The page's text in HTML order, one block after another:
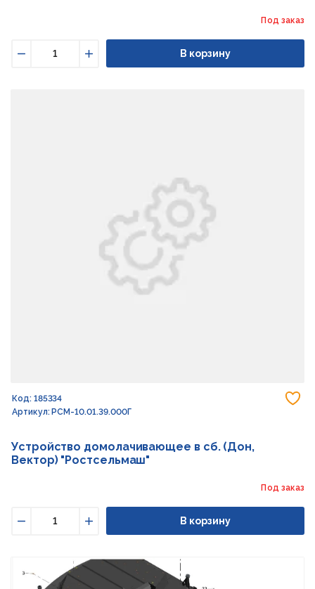
Под заказ
Увеличить
В корзину
Код: 185334
Артикул: РСМ-10.01.39.000Г
Устройство домолачивающее в сб. (Дон,
Вектор) "Ростсельмаш"
Под заказ
Увеличить
В корзину